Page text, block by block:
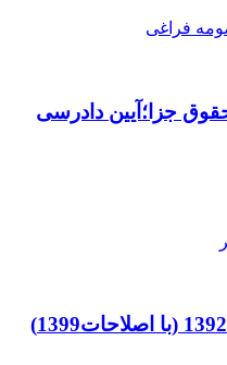
جزا؛آیین دادرسی
قانون مجازات اسلامی مصوب1392 (با اصلاحات1399)